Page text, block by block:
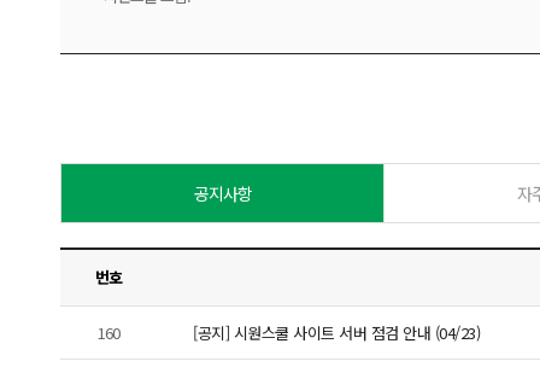
공지사항 자
번호
160 [공지] 시원스쿨 사이트 서버 점검 안내 (04/23)